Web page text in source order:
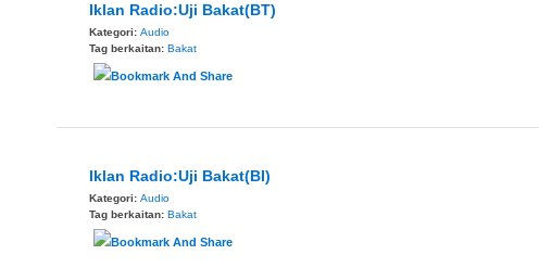
Iklan Radio:Uji Bakat(BT)
Kategori: Audio
Tag berkaitan: Bakat
Iklan Radio:Uji Bakat(BI)
Kategori: Audio
Tag berkaitan: Bakat